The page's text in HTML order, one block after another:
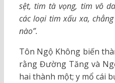
sệt, tim tà vọng, tim vô
các loại tim xấu xa,
nào”.
Tôn Ngộ Không biến
rằng Đường Tăng và
hai thành một; y mổ cái